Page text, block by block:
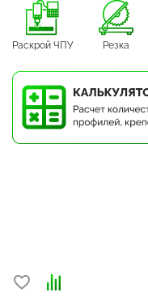
Раскрой ЧПУ Резка